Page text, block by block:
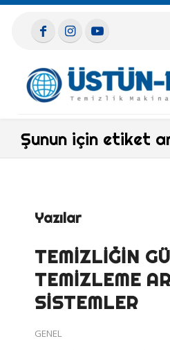
Şunun için etiket
Yazılar
TEMIZLIĞIN
TEMIZLEME
SISTEMLER
GENEL